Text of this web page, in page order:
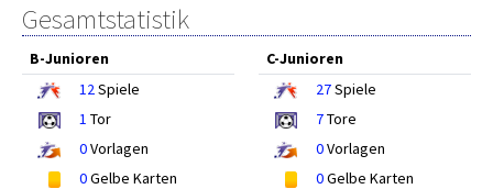
Gesamtstatistik
B-Junioren
12Spiele
1 Tor
0Vorlagen
0Gelbe Karten
C-Junioren
27Spiele
7Tore
0Vorlagen
0Gelbe Karten